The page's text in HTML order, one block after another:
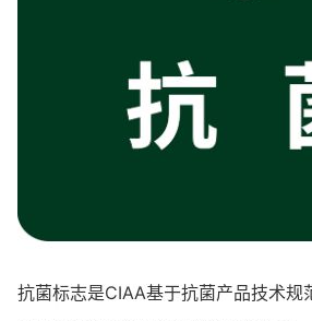
抗菌标志是CIAA基于抗菌产品技术规